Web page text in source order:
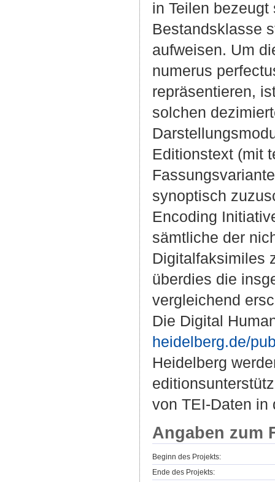
in Teilen
Bestandsklasse
aufweisen. Um
numerus
repräsentieren,
solchen
Editionstext (mit
synoptisch
Encoding
sämtliche der
Digitalfaksimiles
überdies die
vergleichend
Die Digital
heidelberg.de/
Heidelberg
von TEI-Daten in
Angaben zum
Beginn des Projekts:
Ende des Projekts: